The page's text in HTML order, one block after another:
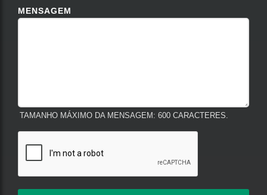
MENSAGEM
TAMANHO MÁXIMO DA MENSAGEM: 600 CARACTERES.